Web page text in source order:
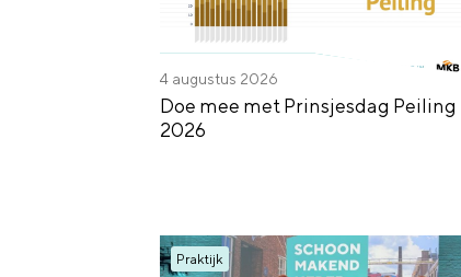
4 augustus 2026
Doe mee met Prinsjesdag Peiling
2026
Praktijk